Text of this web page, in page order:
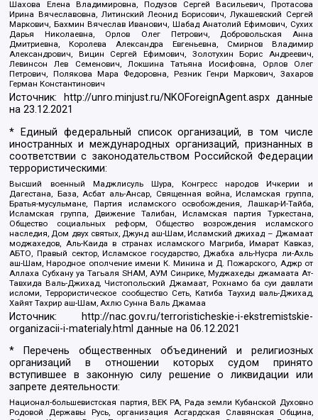
Шахова Елена Владимировна, Подузов Сергей Васильевич, Протасова
Ирина Вячеславовна, Литинский Леонид Борисович, Лукашевский Сергей
Маркович, Бахмин Вячеслав Иванович, Шабад Анатолий Ефимович, Сухих
Дарья Николаевна, Орлов Олег Петрович, Добровольская Анна
Дмитриевна, Королева Александра Евгеньевна, Смирнов Владимир
Александрович, Вицин Сергей Ефимович, Золотухин Борис Андреевич,
Левинсон Лев Семенович, Локшина Татьяна Иосифовна, Орлов Олег
Петрович, Полякова Мара Федоровна, Резник Генри Маркович, Захаров
Герман Константинович
Источник: http://unro.minjust.ru/NKOForeignAgent.aspxданные
на23.12.2021
* Единый федеральный список организаций, в том числе
иностранных и международных организаций, признанных в
соответствии с законодательством Российской Федерации
террористическими:
Высший военный Маджлисуль Шура, Конгресс народов Ичкерии и
Дагестана, База, Асбат аль-Ансар, Священная война, Исламская группа,
Братья-мусульмане, Партия исламского освобождения, Лашкар-И-Тайба,
Исламская группа, Движение Талибан, Исламская партия Туркестана,
Общество социальных реформ, Общество возрождения исламского
наследия, Дом двух святых, Джунд аш-Шам, Исламский джихад – Джамаат
моджахедов, Аль-Каида в странах исламского Магриба, Имарат Кавказ,
АБТО, Правый сектор, Исламское государство, Джабха аль-Нусра ли-Ахль
аш-Шам, Народное ополчение имени К. Минина и Д. Пожарского, Аджр от
Аллаха Субхану уа Тагьаля SHAM, АУМ Синрике, Муджахеды джамаата Ат-
Тавхида Валь-Джихад, Чистопольский Джамаат, Рохнамо ба суи давлати
исломи, Террористическое сообщество Сеть, Катиба Таухид валь-Джихад,
Хайят Тахрир аш-Шам, Ахлю Сунна Валь Джамаа
Источник:
http://nac.gov.ru/terroristicheskie-i-ekstremistskie-
organizacii-i-materialy.html данные на06.12.2021
* Перечень общественных объединений и религиозных
организаций в отношении которых судом принято
вступившее в законную силу решение о ликвидации или
запрете деятельности:
Национал-большевистская партия, ВЕК РА, Рада земли Кубанской Духовно
Родовой Державы Русь, организация Асгардская Славянская Община,